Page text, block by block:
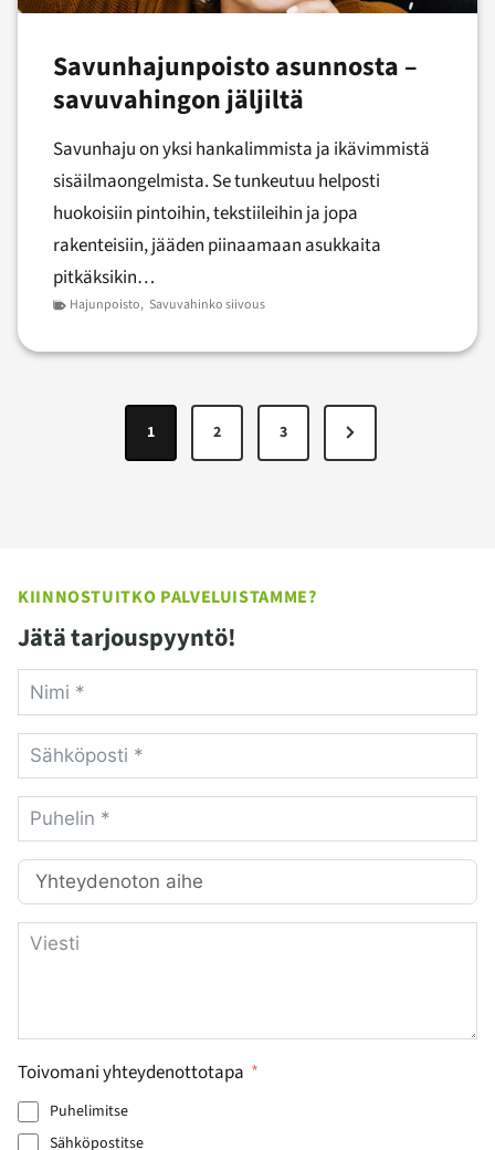
Savunhajunpoisto asunnosta –
savuvahingon jäljiltä
Savunhaju on yksi hankalimmista ja ikävimmistä
sisäilmaongelmista. Se tunkeutuu helposti
huokoisiin pintoihin, tekstiileihin ja jopa
rakenteisiin, jääden piinaamaan asukkaita
pitkäksikin…
Hajunpoisto, Savuvahinko siivous
Artikkelien1 2 3
N
e
e
KIINNOSTUITKO PALVELUISTAMME?
Jätä tarjouspyyntö!
Toivomani yhteydenottotapa
Puhelimitse
Sähköpostitse